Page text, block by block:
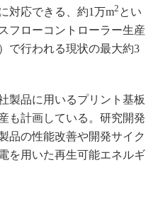
対応できる、約1万m2 とい
フローコントローラー生産
で行われる現状の最大約3
製品に用いるプリント基板
も計画している。研究開発
品の性能改善や開発サイク
を用いた再生可能エネルギ